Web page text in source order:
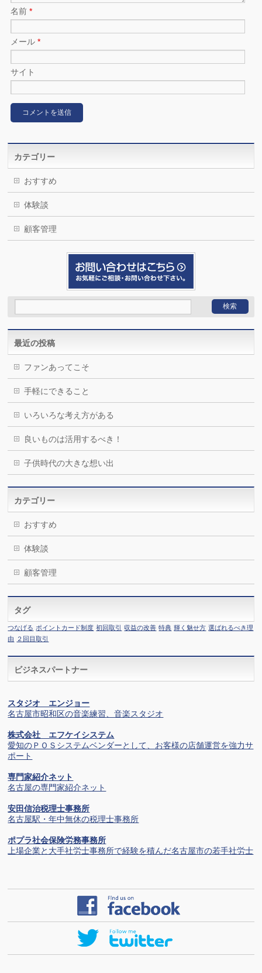
名前*
メール*
サイト
カテゴリー
おすすめ
体験談
顧客管理
最近の投稿
ファンあってこそ
手軽にできること
いろいろな考え方がある
良いものは活用するべき！
子供時代の大きな想い出
カテゴリー
おすすめ
体験談
顧客管理
タグ
つなげる ポイントカード制度 初回取引 収益の改善 特典 輝く魅せ方 選ばれるべき理
由
２回目取引
ビジネスパートナー
スタジオ エンジョー
名古屋市昭和区の音楽練習、音楽スタジオ
株式会社 エフケイシステム
愛知のＰＯＳシステムベンダーとして、お客様の店舗運営を強力サ
ポート
専門家紹介ネット
名古屋の専門家紹介ネット
安田信治税理士事務所
名古屋駅・年中無休の税理士事務所
ポプラ社会保険労務事務所
上場企業と大手社労士事務所で経験を積んだ名古屋市の若手社労士